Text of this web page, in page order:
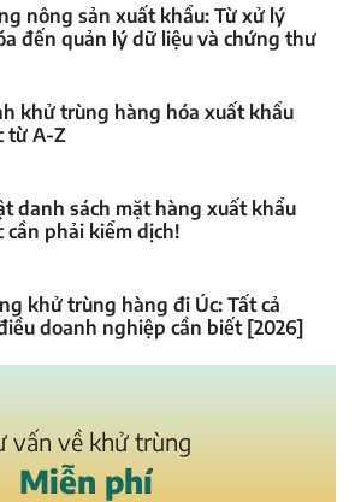
nông sản xuất khẩu: Từ xử lý
đến quản lý dữ liệu và chứng thư
khử trùng hàng hóa xuất khẩu
từ A-Z
danh sách mặt hàng xuất khẩu
cần phải kiểm dịch!
khử trùng hàng đi Úc: Tất cả
doanh nghiệp cần biết [2026]
vấn về khử trùng
Miễn phí